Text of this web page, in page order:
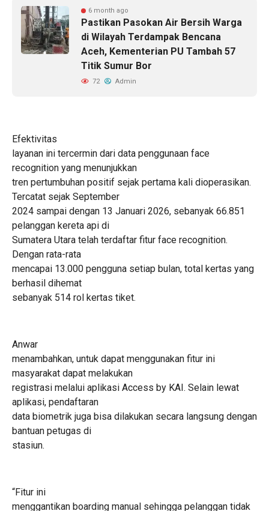
6 month ago
Pastikan Pasokan Air Bersih Warga
di Wilayah Terdampak Bencana
Aceh, Kementerian PU Tambah 57
Titik Sumur Bor
72 Admin
Efektivitas
layanan ini tercermin dari data penggunaan face
recognition yang menunjukkan
tren pertumbuhan positif sejak pertama kali dioperasikan.
Tercatat sejak September
2024 sampai dengan 13 Januari 2026, sebanyak 66.851
pelanggan kereta api di
Sumatera Utara telah terdaftar fitur face recognition.
Dengan rata-rata
mencapai 13.000 pengguna setiap bulan, total kertas yang
berhasil dihemat
sebanyak 514 rol kertas tiket.
Anwar
menambahkan, untuk dapat menggunakan fitur ini
masyarakat dapat melakukan
registrasi melalui aplikasi Access by KAI. Selain lewat
aplikasi, pendaftaran
data biometrik juga bisa dilakukan secara langsung dengan
bantuan petugas di
stasiun.
“Fitur ini
menggantikan boarding manual sehingga pelanggan tidak